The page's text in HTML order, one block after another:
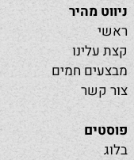
ניווט מהיר
ראשי
קצת עלינו
מבצעים חמים
צור קשר
פוסטים
בלוג